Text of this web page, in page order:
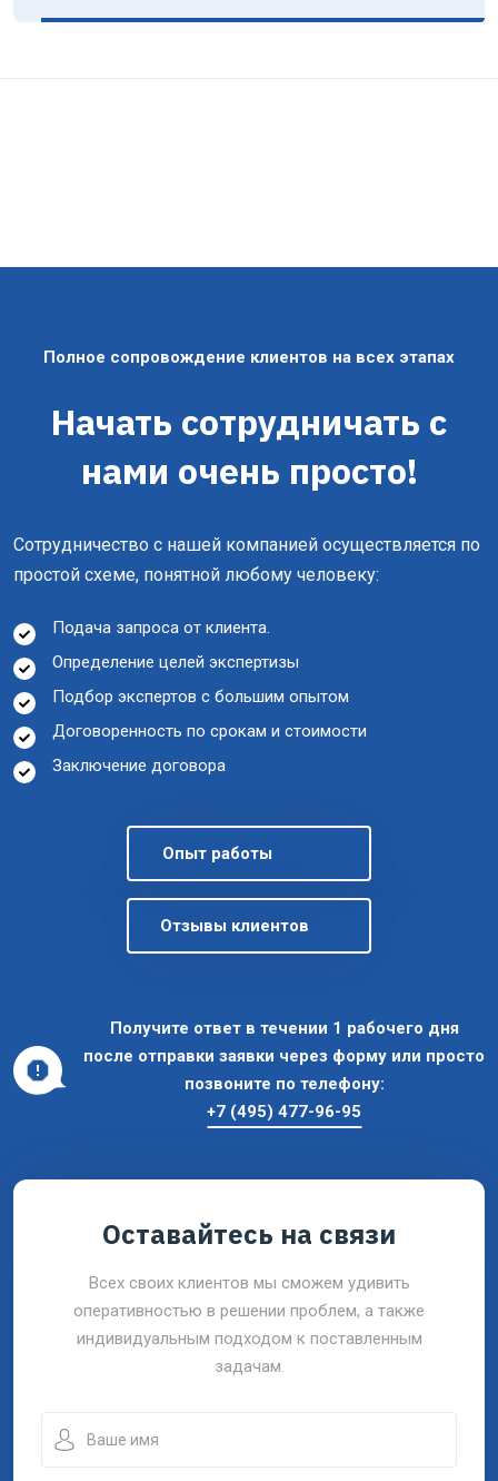
Полное сопровождение клиентов на всех этапах
Начать сотрудничать с
нами очень просто!
Сотрудничество с нашей компанией осуществляется по
простой схеме, понятной любому человеку:
Подача запроса от клиента.
Определение целей экспертизы
Подбор экспертов с большим опытом
Договоренность по срокам и стоимости
Заключение договора
Опыт работы
Отзывы клиентов
Получите ответ в течении 1 рабочего дня
после отправки заявки через форму или просто
позвоните по телефону:
+7 (495) 477-96-95
Оставайтесь на связи
Всех своих клиентов мы сможем удивить
оперативностью в решении проблем, а также
индивидуальным подходом к поставленным
задачам.